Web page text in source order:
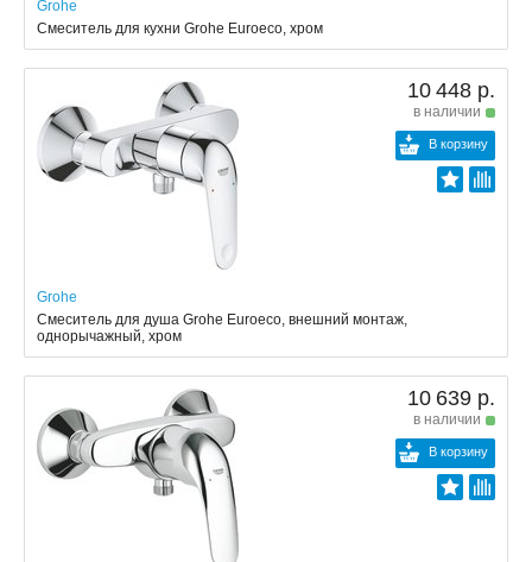
Grohe
Смеситель для кухни Grohe Euroeco, хром
10 448 р.
в наличии
В корзину
Grohe
Смеситель для душа Grohe Euroeco, внешний монтаж,
однорычажный, хром
10 639 р.
в наличии
В корзину